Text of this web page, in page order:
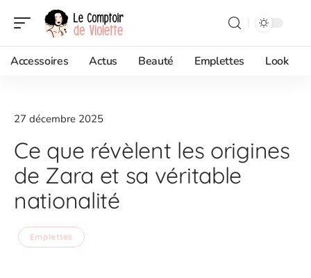
Accessoires Actus Beauté Emplettes Look
27 décembre 2025
Ce que révèlent les origines
de Zara et sa véritable
nationalité
Emplettes